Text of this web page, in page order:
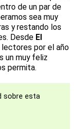
de un par de
sea muy
y restando los
Desde El
por el año
un muy feliz
permita.
sobre esta